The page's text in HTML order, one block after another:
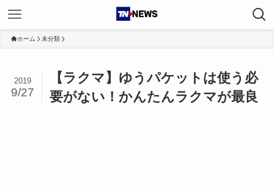
ホーム 未分類
【ラクマ】ゆうパケットは使う必
要がない！かんたんラクマが最良
2019
9/27